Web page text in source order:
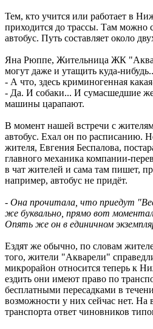
Тем, кто учится или работает в
приходится до трассы. Там можно
автобус. Путь составляет около
Яна Рюппе, Жительница ЖК
могут даже и утащить куда-
- А что, здесь криминогенная
- Да. И собаки... И сумасшедшие
машины царапают.
В момент нашей встречи с
автобус. Ехал он по расписанию.
жителя, Евгения Беспалова,
главного механика компании-
в чат жителей и сама там пишет,
например, автобус не придёт.
- Она прочитала, что приедут
же буквально, прямо вот
Опять же он в единичном
Ездят же обычно, по словам
того, жители "Акварели"
микрорайон относится теперь к
ездить они имеют право по
бесплатными пересадками в
возможности у них сейчас нет. На
транспорта ответ чиновников